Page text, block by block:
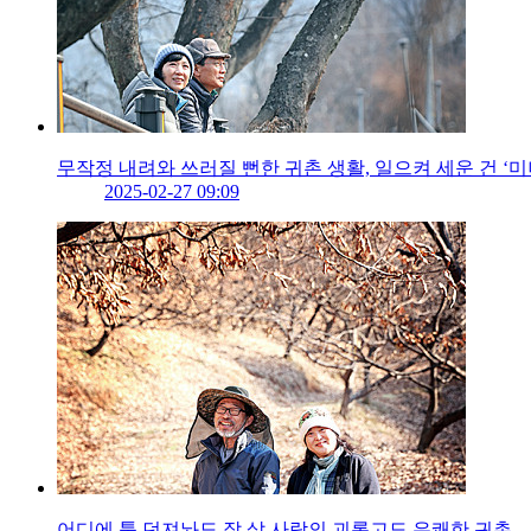
무작정 내려와 쓰러질 뻔한 귀촌 생활, 일으켜 세운 건 ‘미
2025-02-27 09:09